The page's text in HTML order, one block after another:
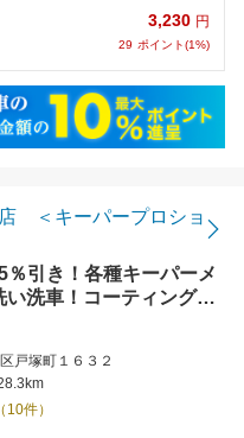
3,230 円
29 ポイント(1%)
＜キーパープロショ
引き！各種キーパーメ
洗車！コーティング！
ピカピカにします！！
戸塚町１６３２
（10件）